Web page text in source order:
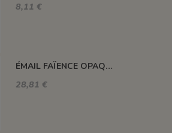
8,11 €
ÉMAIL FAÏENCE OPAQUE SANS PLOMB MAT GRIS MOYEN 1KG EMSP16LL
28,81 €